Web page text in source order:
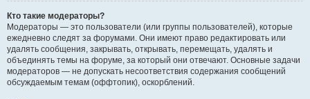
Кто такие модераторы?
Модераторы — это пользователи (или группы пользователей), которые
ежедневно следят за форумами. Они имеют право редактировать или
удалять сообщения, закрывать, открывать, перемещать, удалять и
объединять темы на форуме, за который они отвечают. Основные задачи
модераторов — не допускать несоответствия содержания сообщений
обсуждаемым темам (оффтопик), оскорблений.